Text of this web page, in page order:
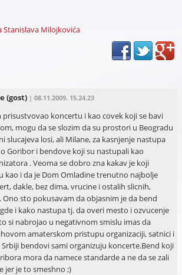
Stanislava Milojkovića
(gost) | 08.11.2009. 15.24.23
prisustvovao koncertu i kao covek koji se bavi
mogu da se slozim da su prostori u Beogradu
slucajeva losi, ali Milane, za kasnjenje nastupa
Goribor i bendove koji su nastupali kao
. Veoma se dobro zna kakav je koji
kao i da je Dom Omladine trenutno najbolje
dakle, bez dima, vrucine i ostalih slicnih,
sto pokusavam da objasnim je da bend
i kako nastupa tj. da overi mesto i ozvucenje
si nabrojao u negativnom smislu imas da
amaterskom pristupu organizaciji, satnici i
Srbiji bendovi sami organizuju koncerte.Bend koji
mora da namece standarde a ne da se zali
jer je to smeshno ;)